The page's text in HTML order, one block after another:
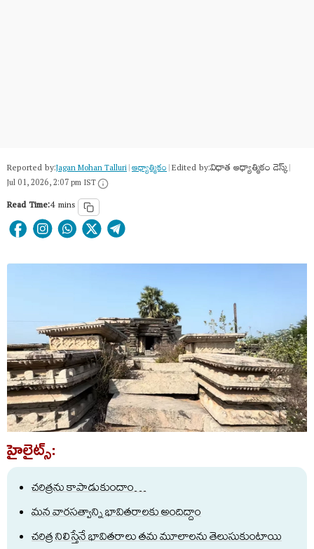
Reported by:Jagan Mohan Talluri|ఆధ్యాత్మికం|Edited by:విధాత ఆధ్యాత్మికం డెస్క్|
Jul 01, 2026, 2:07 pm IST
Read Time:4 mins
హైలైట్స్:
చరిత్రను కాపాడుకుందాం…
మన వారసత్వాన్ని భావితరాలకు అందిద్దాం
చరిత్ర నిలిస్తేనే భావితరాలు తమ మూలాలను తెలుసుకుంటాయి